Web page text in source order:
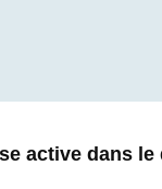
active dans